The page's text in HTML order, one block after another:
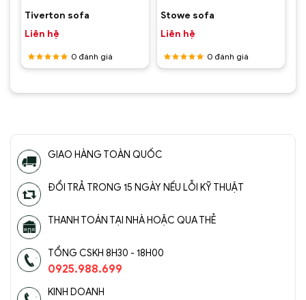
Tiverton sofa
Liên hệ
Được
55 sao
0 đánh giá
Stowe sofa
Liên hệ
Được
55 sao
0 đánh giá
GIAO HÀNG TOÀN QUỐC
ĐỔI TRẢ TRONG 15 NGÀY NẾU LỖI KỸ THUẬT
THANH TOÁN TẠI NHÀ HOẶC QUA THẺ
TỔNG CSKH 8H30 - 18H00
0925.988.699
KINH DOANH